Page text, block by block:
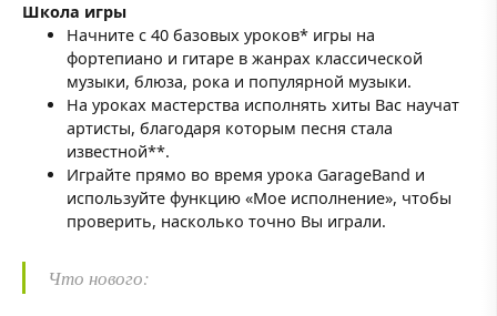
Школа игры
Начните с 40 базовых уроков* игры на
фортепиано и гитаре в жанрах классической
музыки, блюза, рока и популярной музыки.
На уроках мастерства исполнять хиты Вас научат
артисты, благодаря которым песня стала
известной**.
Играйте прямо во время урока GarageBand и
используйте функцию «Мое исполнение», чтобы
проверить, насколько точно Вы играли.
Что нового: